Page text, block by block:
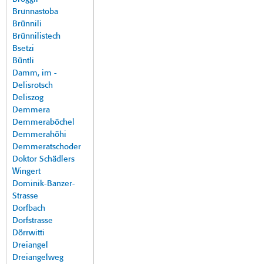
Brunnastoba
Brünnili
Brünnilistech
Bsetzi
Büntli
Damm, im -
Delisrotsch
Deliszog
Demmera
Demmeraböchel
Demmerahöhi
Demmeratschoder
Doktor Schädlers
Wingert
Dominik-Banzer-
Strasse
Dorfbach
Dorfstrasse
Dörrwitti
Dreiangel
Dreiangelweg